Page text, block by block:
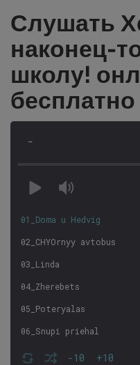
Слушать
наконец-
школу!
бесплатно
-
-10 +10
01_Doma u Hedvig
02_CHYOrnyy avtobus
03_Linda
04_Zherebets
05_Poteryalas
06_Snupi priehal
07_Virus